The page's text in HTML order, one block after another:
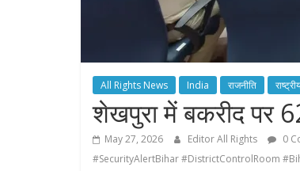
All Rights News India राजनीति
शेखपुरा में बकरीद पर
May 27, 2026 Editor All Rights 0
#SecurityAlertBihar #DistrictControlRoom